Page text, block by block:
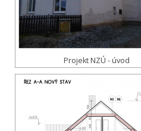
Projekt NZÚ - úvod